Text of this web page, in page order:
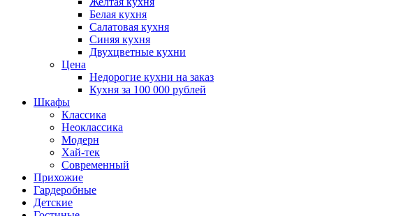
Белая кухня
Салатовая кухня
Синяя кухня
Двухцветные кухни
Цена
Недорогие кухни на заказ
Кухня за 100 000 рублей
Шкафы
Классика
Неоклассика
Модерн
Хай-тек
Современный
Прихожие
Гардеробные
Детские